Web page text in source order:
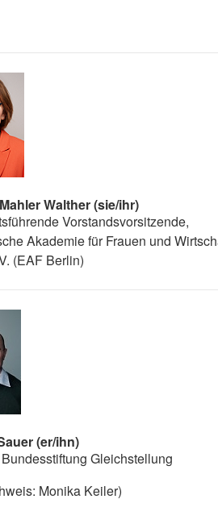
Walther (sie/ihr)
Vorstandsvorsitzende,
Akademie für Frauen und
(EAF Berlin)
(er/ihn)
Gleichstellung
Monika Keiler)